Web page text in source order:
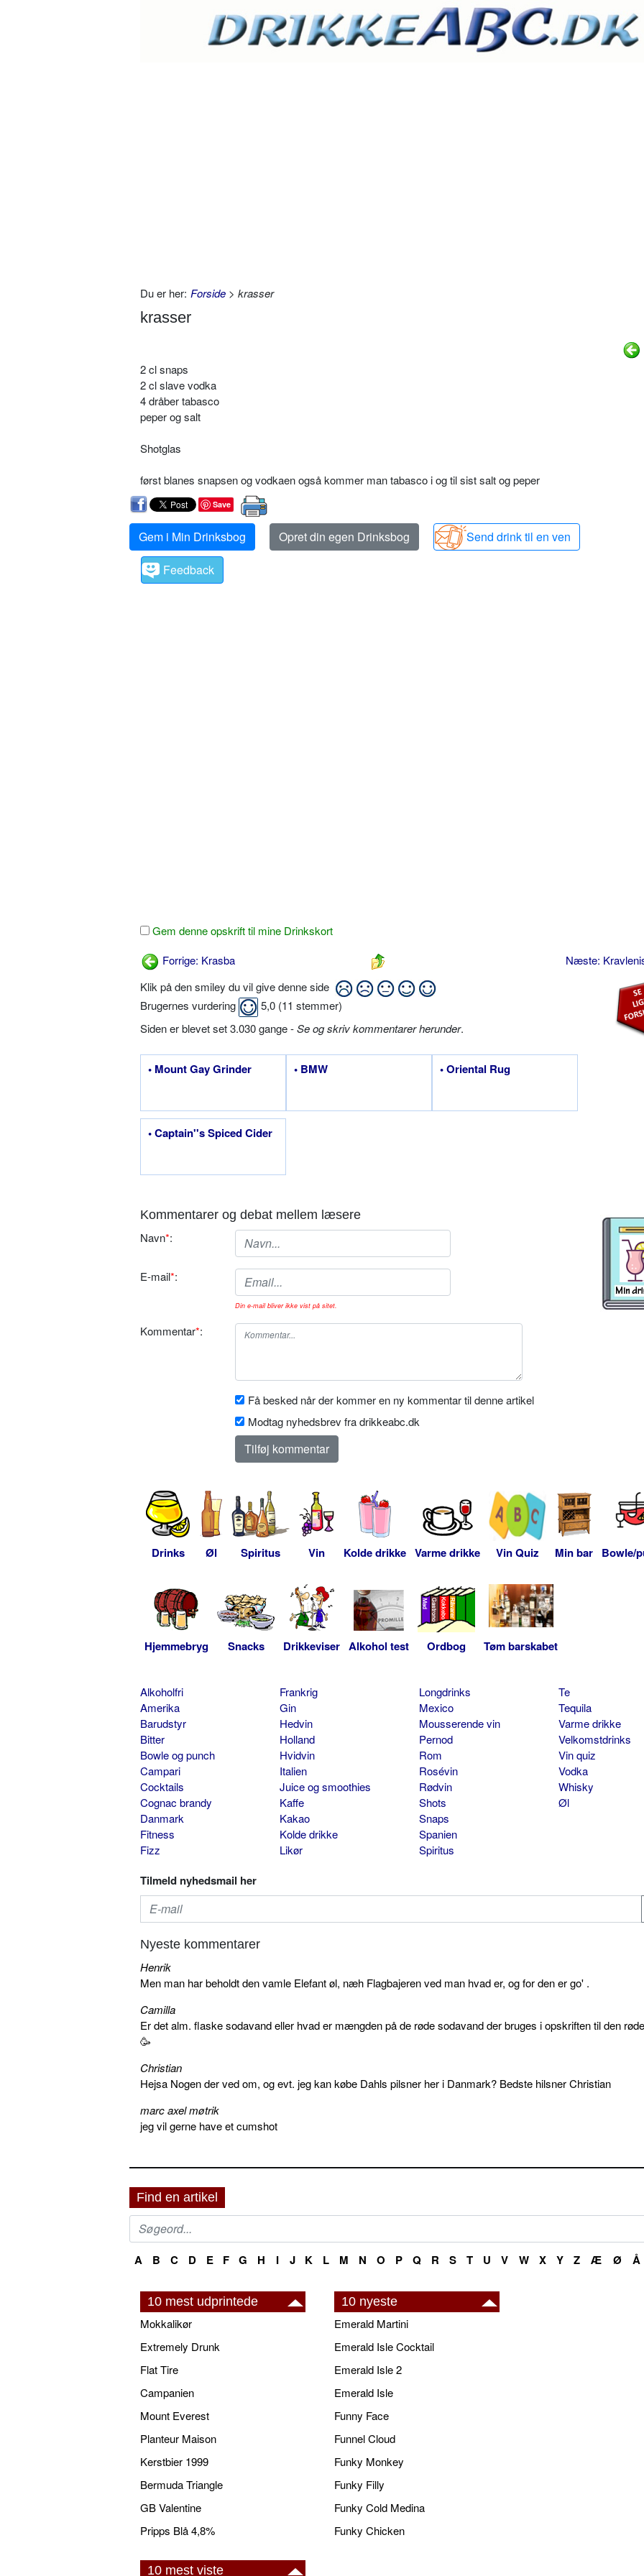
Du er her: Forside > krasser
krasser
2 cl snaps
2 cl slave vodka
4 dråber tabasco
peper og salt
Shotglas
først blanes snapsen og vodkaen også kommer man tabasco i og til sist salt og peper
Save
Gem i Min Drinksbog Opret din egen Drinksbog
Send drink til en ven
Feedback
Gem denne opskrift til mine Drinkskort
Forrige: Krasba
Næste:
Klik på den smiley du vil give denne side
Brugernes vurdering
5,0 (11 stemmer)
Siden er blevet set 3.030 gange -Se og skriv kommentarer herunder.
• Mount Gay Grinder • BMW • Oriental Rug
• Captain''s Spiced Cider
Kommentarer og debat mellem læsere
Navn*:
E-mail*:
Din e-mail bliver ikke vist på sitet.
Kommentar*:
Få besked når der kommer en ny kommentar til denne artikel
Modtag nyhedsbrev fra drikkeabc.dk
Drinks Øl Spiritus Vin Kolde drikke Varme drikke Vin Quiz Min bar Bowle/
Hjemmebryg Snacks Drikkeviser Alkohol test Ordbog Tøm barskabet
Alkoholfri
Amerika
Barudstyr
Bitter
Bowle og punch
Campari
Cocktails
Cognac brandy
Danmark
Fitness
Fizz
Frankrig
Gin
Hedvin
Holland
Hvidvin
Italien
Juice og smoothies
Kaffe
Kakao
Kolde drikke
Likør
Longdrinks
Mexico
Mousserende vin
Pernod
Rom
Rosévin
Rødvin
Shots
Snaps
Spanien
Spiritus
Te
Tequila
Varme drikke
Velkomstdrinks
Vin quiz
Vodka
Whisky
Øl
Tilmeld nyhedsmail her
Nyeste kommentarer
Henrik
Men man har beholdt den vamle Elefant øl, næh Flagbajeren ved man hvad er, og for den er go' .
Camilla
Er det alm. flaske sodavand eller hvad er mængden på de røde sodavand der bruges i opskriften til den
🥳
Christian
Hejsa Nogen der ved om, og evt. jeg kan købe Dahls pilsner her i Danmark? Bedste hilsner Christian
marc axel møtrik
jeg vil gerne have et cumshot
Find en artikel
A B C D E F G H I J K L M N O P Q R S T U V W X Y Z Æ Ø Å
10 mest udprintede
Mokkalikør
Extremely Drunk
Flat Tire
Campanien
Mount Everest
Planteur Maison
Kerstbier 1999
Bermuda Triangle
GB Valentine
Pripps Blå 4,8%
10 nyeste
Emerald Martini
Emerald Isle Cocktail
Emerald Isle 2
Emerald Isle
Funny Face
Funnel Cloud
Funky Monkey
Funky Filly
Funky Cold Medina
Funky Chicken
10 mest viste